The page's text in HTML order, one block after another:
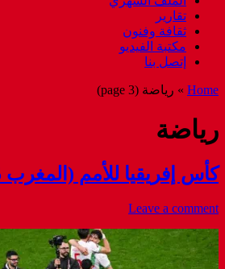
تقارير
ثقافة وفنون
مكتبة الفيديو
إتصل بنا
Home
» رياضة (page 3)
رياضة
كأس إفريقيا للأمم (المغرب 2025).. المنتخب المغربي يبلغ نصف النهائي عقب فوزه على نظيره الكاميروني (2-0)
Leave a comment